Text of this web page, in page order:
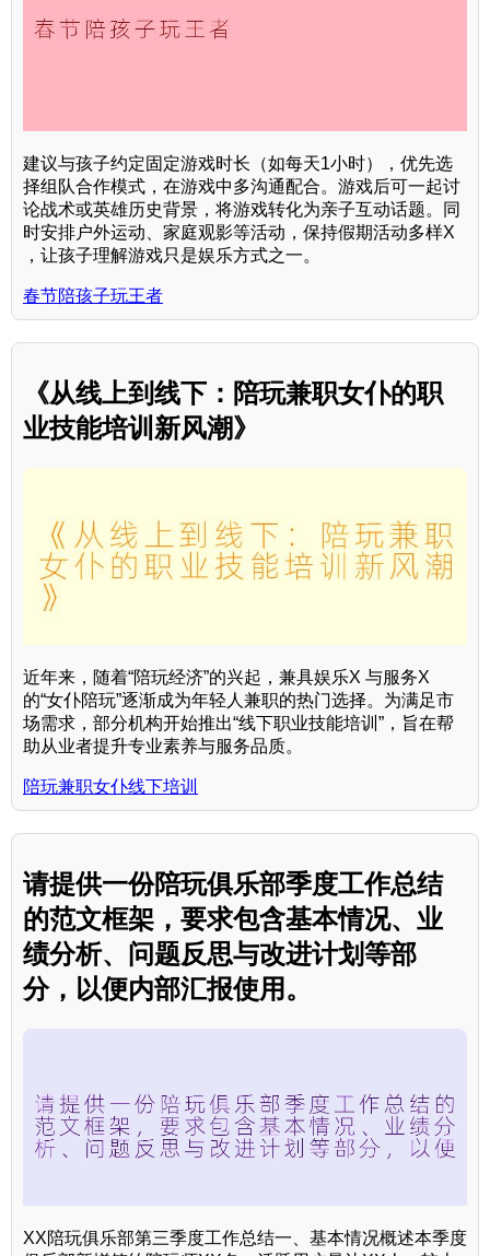
建议与孩子约定固定游戏时长（如每天1小时），优先选
择组队合作模式，在游戏中多沟通配合。游戏后可一起讨
论战术或英雄历史背景，将游戏转化为亲子互动话题。同
时安排户外运动、家庭观影等活动，保持假期活动多样X
，让孩子理解游戏只是娱乐方式之一。
春节陪孩子玩王者
《从线上到线下：陪玩兼职女仆的职
业技能培训新风潮》
近年来，随着“陪玩经济”的兴起，兼具娱乐X 与服务X
的“女仆陪玩”逐渐成为年轻人兼职的热门选择。为满足市
场需求，部分机构开始推出“线下职业技能培训”，旨在帮
助从业者提升专业素养与服务品质。
陪玩兼职女仆线下培训
请提供一份陪玩俱乐部季度工作总结
的范文框架，要求包含基本情况、业
绩分析、问题反思与改进计划等部
分，以便内部汇报使用。
XX陪玩俱乐部第三季度工作总结一、基本情况概述本季度